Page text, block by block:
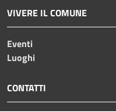
VIVERE IL COMUNE
Eventi
Luoghi
CONTATTI